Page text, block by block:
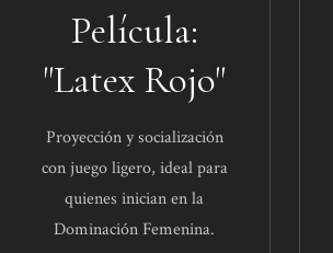
Película:
"Latex Rojo"
Proyección y socialización
con juego ligero, ideal para
quienes inician en la
Dominación Femenina.